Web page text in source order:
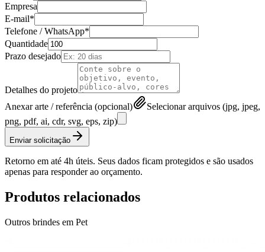
Empresa
E-mail*
Telefone / WhatsApp*
Quantidade
Prazo desejado
Detalhes do projeto
Anexar arte / referência (opcional)
Selecionar arquivos (jpg, jpeg,
png, pdf, ai, cdr, svg, eps, zip)
Enviar solicitação
Retorno em até 4h úteis. Seus dados ficam protegidos e são usados
apenas para responder ao orçamento.
Produtos relacionados
Outros brindes em Pet